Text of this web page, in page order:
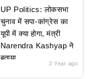
UP Politics: लोकसभा
चुनाव में सपा-कांग्रेस का
यूपी में क्या होगा, मंत्री
Narendra Kashyap ने
बताया
2 Year ago